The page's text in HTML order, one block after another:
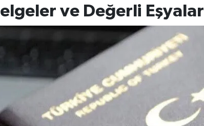
ve Değerli Eşyalar